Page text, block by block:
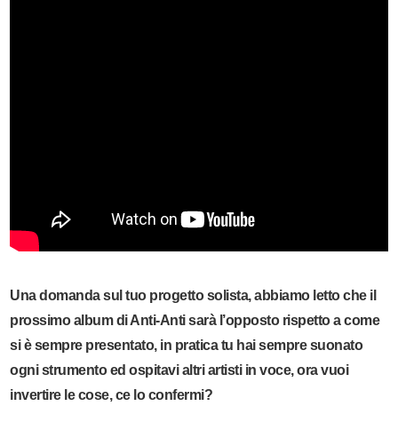
Una domanda sul tuo progetto solista, abbiamo letto che il
prossimo album di Anti-Anti sarà l’opposto rispetto a come
si è sempre presentato, in pratica tu hai sempre suonato
ogni strumento ed ospitavi altri artisti in voce, ora vuoi
invertire le cose, ce lo confermi?